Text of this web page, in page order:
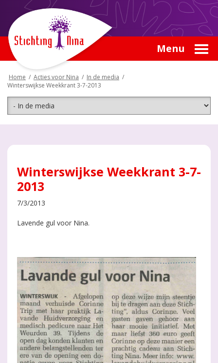
Menu
Home / Acties voor Nina / In de media /
Winterswijkse Weekkrant 3-7-2013
Winterswijkse Weekkrant 3-7-
2013
7/3/2013
Lavende gul voor Nina.